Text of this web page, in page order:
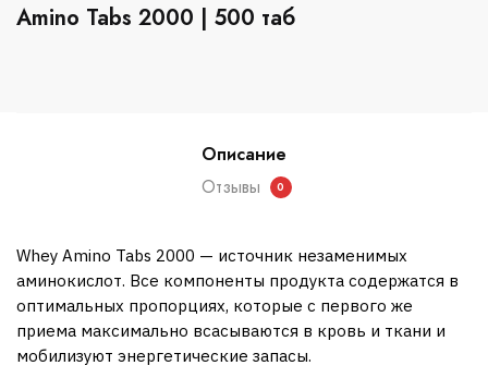
Amino Tabs 2000 | 500 таб
Описание
Отзывы
0
Whey Amino Tabs 2000 — источник незаменимых
аминокислот. Все компоненты продукта содержатся в
оптимальных пропорциях, которые с первого же
приема максимально всасываются в кровь и ткани и
мобилизуют энергетические запасы.